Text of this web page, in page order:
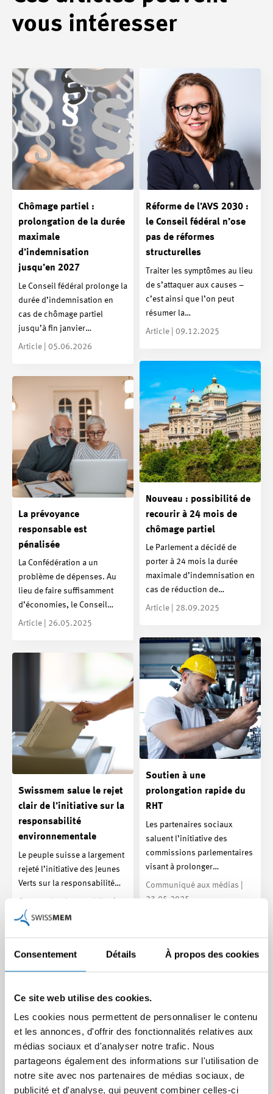
Consentement Détails À propos des cookies
Ce site web utilise des cookies.
Les cookies nous permettent de personnaliser le contenu
et les annonces, d'offrir des fonctionnalités relatives aux
médias sociaux et d'analyser notre trafic. Nous
partageons également des informations sur l'utilisation de
notre site avec nos partenaires de médias sociaux, de
publicité et d'analyse, qui peuvent combiner celles-ci
vous intéresser
Chômage partiel :
prolongation de la durée
maximale
d’indemnisation
jusqu’en 2027
Le Conseil fédéral prolonge la
durée d’indemnisation en
cas de chômage partiel
jusqu’à fin janvier…
Article | 05.06.2026
Réforme de l’AVS 2030 :
le Conseil fédéral n’ose
pas de réformes
structurelles
Traiter les symptômes au lieu
de s’attaquer aux causes –
c’est ainsi que l’on peut
résumer la…
Article | 09.12.2025
Nouveau : possibilité de
recourir à 24 mois de
chômage partiel
Le Parlement a décidé de
porter à 24 mois la durée
maximale d’indemnisation en
cas de réduction de…
Article | 28.09.2025
La prévoyance
responsable est
pénalisée
La Confédération a un
problème de dépenses. Au
lieu de faire suffisamment
d’économies, le Conseil…
Article | 26.05.2025
Soutien à une
prolongation rapide du
RHT
Les partenaires sociaux
saluent l’initiative des
commissions parlementaires
visant à prolonger…
Communiqué aux médias |
23.05.2025
Swissmem salue le rejet
clair de l’initiative sur la
responsabilité
environnementale
Le peuple suisse a largement
rejeté l’initiative des Jeunes
Verts sur la responsabilité…
Communiqué aux médias |
06.02.2025
Bilatérales III :
«La prochaine réforme de